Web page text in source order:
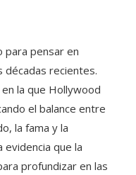
para pensar en
décadas recientes.
la que Hollywood
el balance entre
la fama y la
evidencia que la
profundizar en las